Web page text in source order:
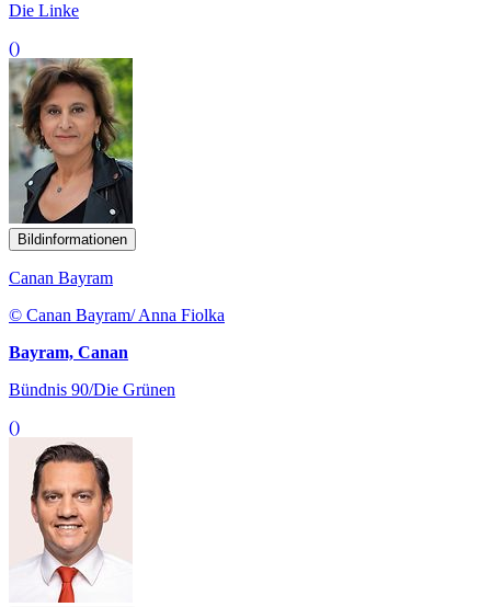
Die Linke
()
Bildinformationen
Canan Bayram
© Canan Bayram/ Anna Fiolka
Bayram, Canan
Bündnis 90/Die Grünen
()